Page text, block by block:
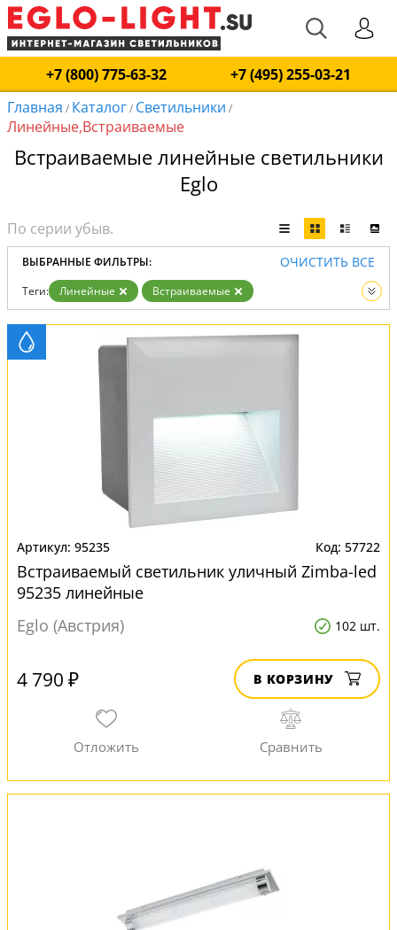
+7 (800) 775-63-32
+7 (495) 255-03-21
Главная / Каталог/ Светильники /
Линейные,Встраиваемые
Встраиваемые линейные светильники
Eglo
ВЫБРАННЫЕ ФИЛЬТРЫ: ОЧИСТИТЬ ВСЕ
Теги: Линейные
Встраиваемые
Вид:
Светильники
95235 57722
Встраиваемый светильник уличный Zimba-led
95235 линейные
Eglo (Австрия)
102 шт.
4 790 ₽ В КОРЗИНУ